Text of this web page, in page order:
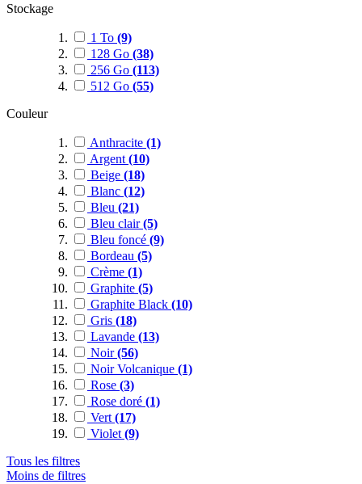
Stockage
1 To (9)
128 Go (38)
256 Go (113)
512 Go (55)
Couleur
Anthracite (1)
Argent (10)
Beige (18)
Blanc (12)
Bleu (21)
Bleu clair(5)
Bleu foncé (9)
Bordeau (5)
Crème (1)
Graphite (5)
Graphite Black (10)
Gris (18)
Lavande (13)
Noir(56)
Noir Volcanique (1)
Rose (3)
Rose doré (1)
Vert (17)
Violet (9)
Tous les filtres
Moins de filtres